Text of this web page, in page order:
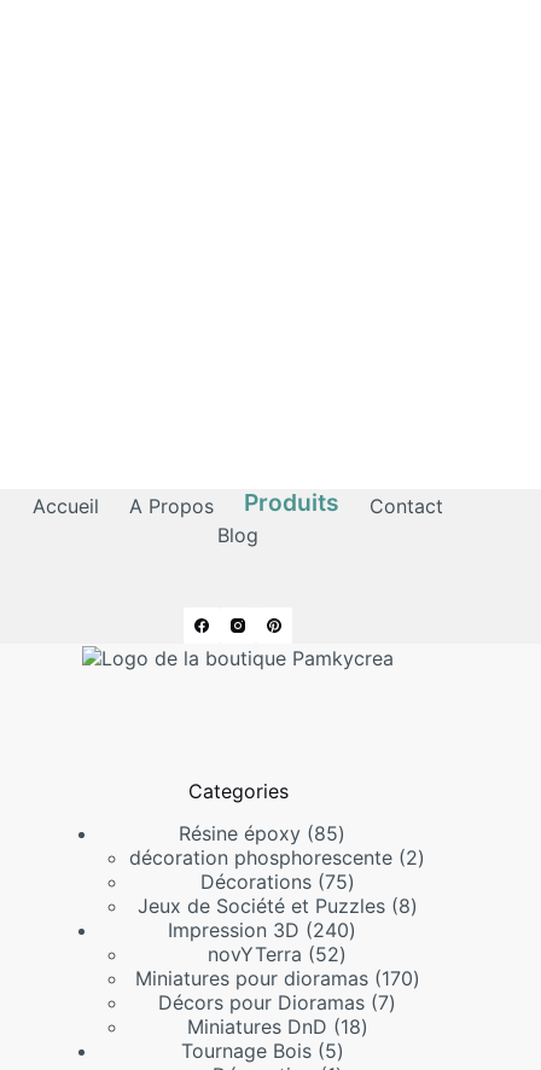
Accueil A Propos Produits
Contact
Blog
Categories
Résine époxy 8585
produits
décoration phosphorescente 22
Décorations 7575
produits
Jeux de Société et Puzzles 88
Impression 3D 240240
novYTerra 5252
produits
Miniatures pour dioramas 170170
Décors pour Dioramas 77
Miniatures DnD 1818
Tournage Bois 55